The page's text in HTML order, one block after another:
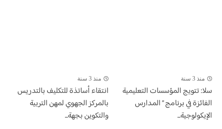
منذ 3 سنة
سلا: تتويج المؤسسات التعليمية
الفائزة في برنامج ” المدارس
الإيكولوجية...
منذ 3 سنة
انتقاء أساتذة للتكليف بالتدريس
بالمركز الجهوي لمهن التربية
والتكوين بجهة...